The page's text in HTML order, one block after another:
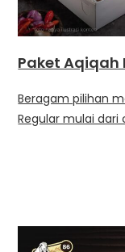
Paket Aqiqah
Beragam pilihan
Regular mulai dari